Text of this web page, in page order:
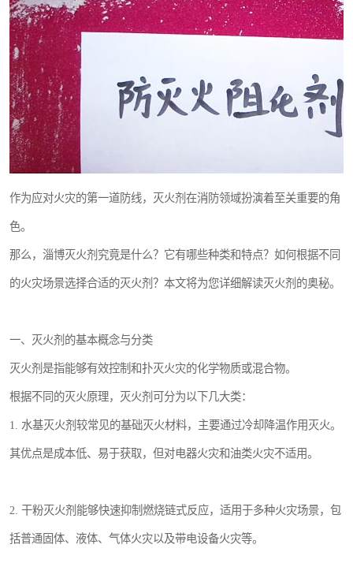
作为应对火灾的第一道防线，灭火剂在消防领域扮演着至关重要的角
色。
那么，淄博灭火剂究竟是什么？它有哪些种类和特点？如何根据不同
的火灾场景选择合适的灭火剂？本文将为您详细解读灭火剂的奥秘。
一、灭火剂的基本概念与分类
灭火剂是指能够有效控制和扑灭火灾的化学物质或混合物。
根据不同的灭火原理，灭火剂可分为以下几大类：
1. 水基灭火剂较常见的基础灭火材料，主要通过冷却降温作用灭火。
其优点是成本低、易于获取，但对电器火灾和油类火灾不适用。
2. 干粉灭火剂能够快速抑制燃烧链式反应，适用于多种火灾场景，包
括普通固体、液体、气体火灾以及带电设备火灾等。